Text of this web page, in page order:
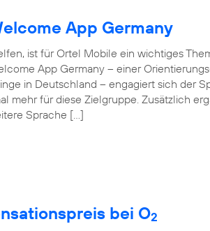
App Germany
ist für Ortel Mobile ein wichtiges
App Germany – einer
in Deutschland – engagiert sich der
mehr für diese Zielgruppe. Zusätzlich
Sprache […]
bei O2